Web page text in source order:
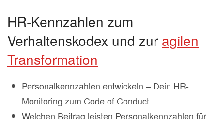
HR-Kennzahlen zum
Verhaltenskodex und zur agilen
Transformation
Personalkennzahlen entwickeln – Dein HR-
Monitoring zum Code of Conduct
Welchen Beitrag leisten Personalkennzahlen für